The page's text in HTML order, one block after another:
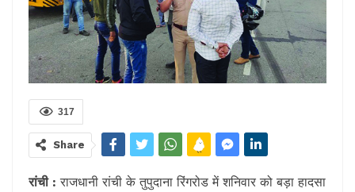
317
Share
रांची : राजधानी रांची के तुपुदाना रिंगरोड में शनिवार को बड़ा हादसा